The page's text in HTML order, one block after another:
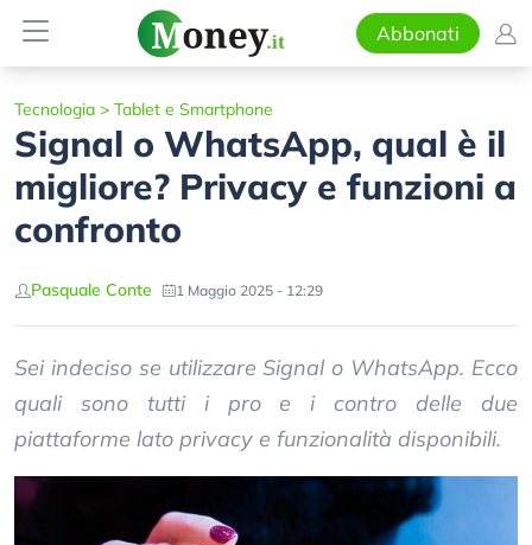
Abbonati
Tecnologia > Tablet e Smartphone
Signal o WhatsApp, qual è il
migliore? Privacy e funzioni a
confronto
Pasquale Conte 1 Maggio 2025 - 12:29
Sei indeciso se utilizzare Signal o WhatsApp. Ecco
quali sono tutti i pro e i contro delle due
piattaforme lato privacy e funzionalità disponibili.